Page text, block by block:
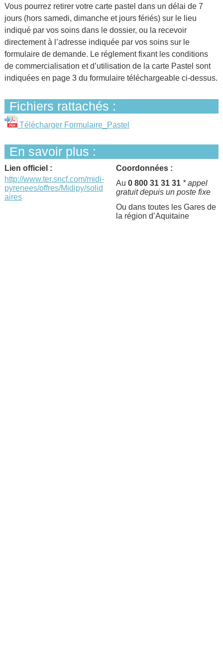
Vous pourrez retirer votre carte pastel dans un délai de 7
jours (hors samedi, dimanche et jours fériés) sur le lieu
indiqué par vos soins dans le dossier, ou la recevoir
directement à l’adresse indiquée par vos soins sur le
formulaire de demande. Le réglement fixant les conditions
de commercialisation et d’utilisation de la carte Pastel sont
indiquées en page 3 du formulaire téléchargeable ci-dessus.
Fichiers rattachés :
Télécharger Formulaire_Pastel
En savoir plus :
Lien officiel :
http://www.ter.sncf.com/midi-
pyrenees/offres/Midipy/solid
aires
Coordonnées :
Au 0 800 31 31 31 * appel
gratuit depuis un poste fixe
Ou dans toutes les Gares de
la région d’Aquitaine